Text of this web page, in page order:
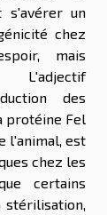
s'avérer un
chez
mais
des
protéine Fel
l'animal, est
chez les
certains
stérilisation,